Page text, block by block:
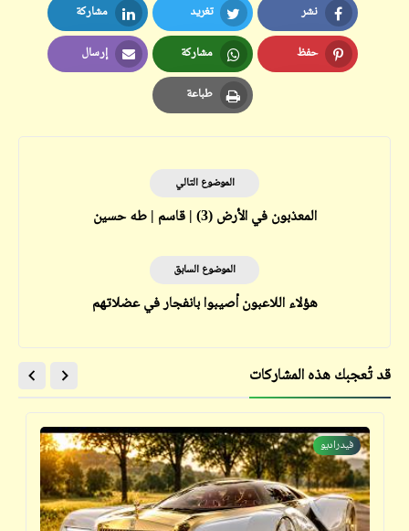
نشر
Facebook
تغريد
Twitter
مشاركة
LinkedIn
حفظ
Pinterest
مشاركة
Whatsapp
إرسال
Email
طباعة
Print
الموضوع التالي
المعذبون في الأرض (3) | قاسم | طه حسين
الموضوع السابق
هؤلاء اللاعبون أصيبوا بانفجار في عضلاتهم
قد تُعجبك هذه المشاركات
فيدراديو